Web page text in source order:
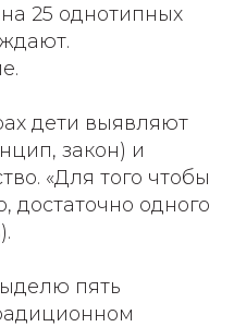
25 однотипных
дети выявляют
закон) и
«Для того чтобы
достаточно одного
пять